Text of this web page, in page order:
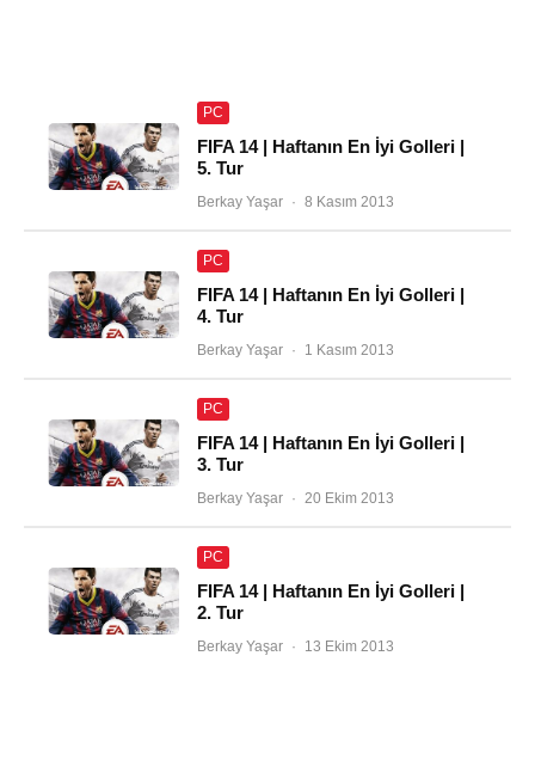
PC
FIFA 14 | Haftanın En İyi Golleri |
5. Tur
Berkay Yaşar · 8 Kasım 2013
PC
FIFA 14 | Haftanın En İyi Golleri |
4. Tur
Berkay Yaşar · 1 Kasım 2013
PC
FIFA 14 | Haftanın En İyi Golleri |
3. Tur
Berkay Yaşar · 20 Ekim 2013
PC
FIFA 14 | Haftanın En İyi Golleri |
2. Tur
Berkay Yaşar · 13 Ekim 2013